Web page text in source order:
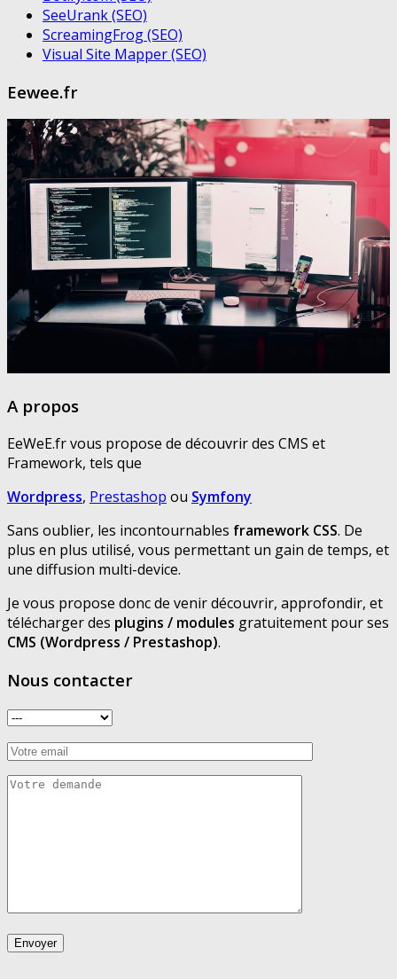
SeeUrank (SEO)
ScreamingFrog (SEO)
Visual Site Mapper (SEO)
Eewee.fr
A propos
EeWeE.fr vous propose de découvrir des CMS et
Framework, tels que
Wordpress, Prestashop ou Symfony
Sans oublier, les incontournables framework CSS. De
plus en plus utilisé, vous permettant un gain de temps, et
une diffusion multi-device.
Je vous propose donc de venir découvrir, approfondir, et
télécharger des plugins / modules gratuitement pour ses
CMS (Wordpress / Prestashop).
Nous contacter